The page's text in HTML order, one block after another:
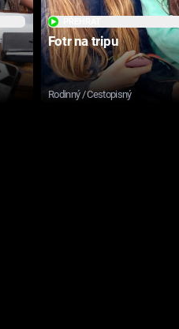
Fotr na tripu
Rodinný / Cestopisný